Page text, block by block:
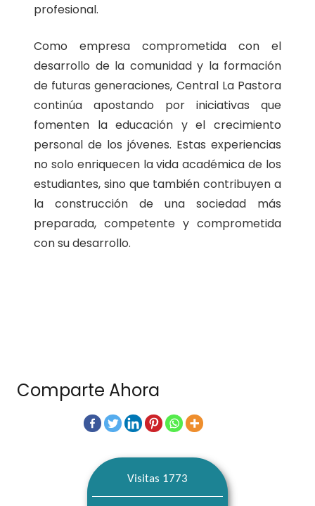
profesional.
Como empresa comprometida con el
desarrollo de la comunidad y la formación
de futuras generaciones, Central La Pastora
continúa apostando por iniciativas que
fomenten la educación y el crecimiento
personal de los jóvenes. Estas experiencias
no solo enriquecen la vida académica de los
estudiantes, sino que también contribuyen a
la construcción de una sociedad más
preparada, competente y comprometida
con su desarrollo.
Comparte Ahora
Visitas 1773